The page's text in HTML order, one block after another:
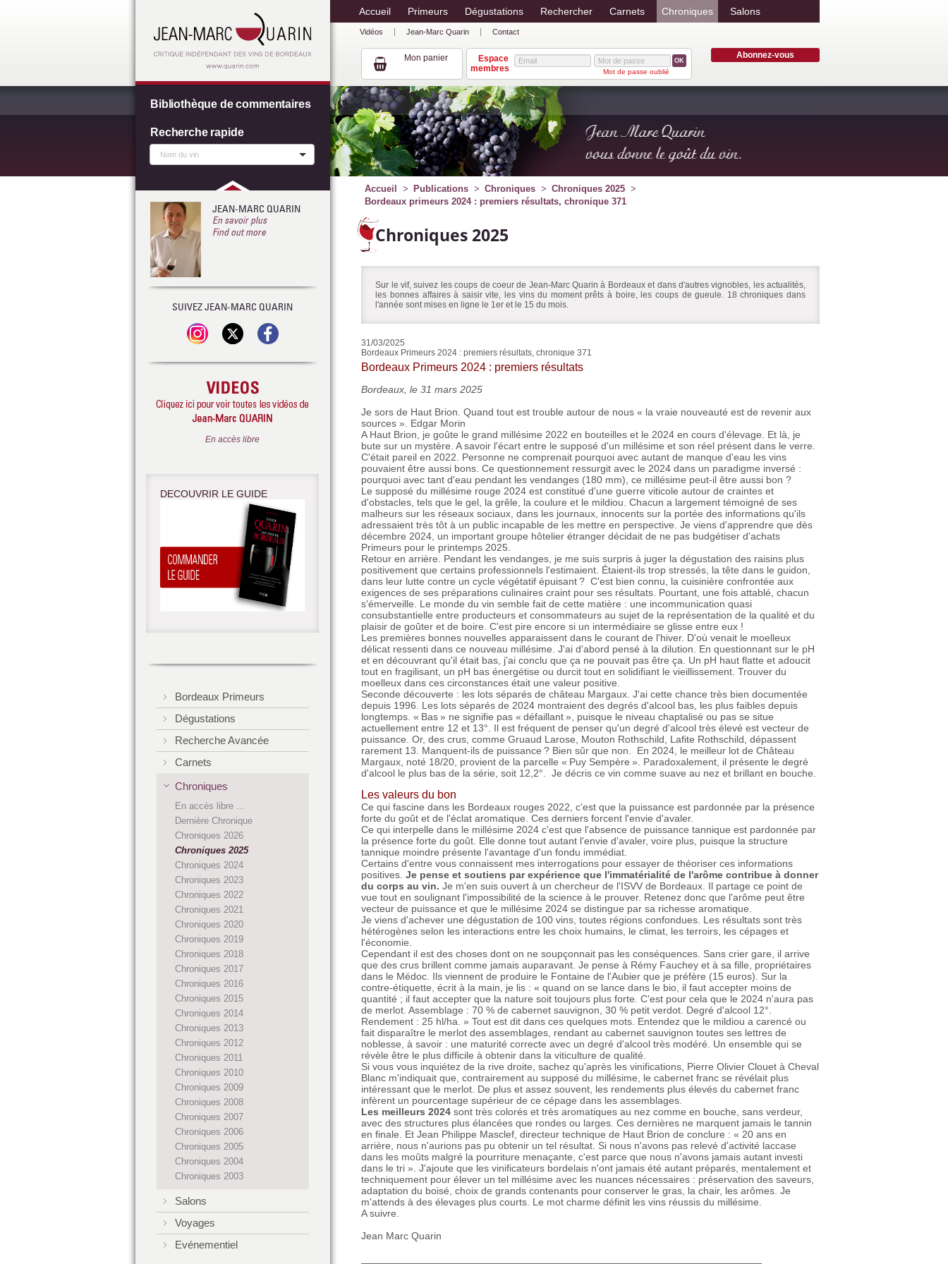
Accueil Primeurs Dégustations Rechercher Carnets Chroniques Salons
Vidéos Jean-Marc Quarin Contact
Mon panier Abonnez-vous
OK
Mot de passe oublié
Espace
membres
Accueil Publications Chroniques
Chroniques 2025
Bordeaux primeurs 2024 : premiers résultats, chronique 371
Chroniques 2025
Sur le vif, suivez les coups de coeur de Jean-Marc Quarin à Bordeaux et dans d'autres vignobles, les actualités,
les bonnes affaires à saisir vite, les vins du moment prêts à boire, les coups de gueule. 18 chroniques dans
l'année sont mises en ligne le 1er et le 15 du mois.
31/03/2025
Bordeaux Primeurs 2024 : premiers résultats, chronique 371
Bordeaux Primeurs 2024 : premiers résultats
Bordeaux, le 31 mars 2025
Je sors de Haut Brion. Quand tout est trouble autour de nous « la vraie nouveauté est de revenir aux
sources ». Edgar Morin
A Haut Brion, je goûte le grand millésime 2022 en bouteilles et le 2024 en cours d'élevage. Et là, je
bute sur un mystère. A savoir l'écart entre le supposé d'un millésime et son réel présent dans le verre.
C'était pareil en 2022. Personne ne comprenait pourquoi avec autant de manque d'eau les vins
pouvaient être aussi bons. Ce questionnement ressurgit avec le 2024 dans un paradigme inversé :
pourquoi avec tant d'eau pendant les vendanges (180 mm), ce millésime peut-il être aussi bon ?
Le supposé du millésime rouge 2024 est constitué d'une guerre viticole autour de craintes et
d'obstacles, tels que le gel, la grêle, la coulure et le mildiou. Chacun a largement témoigné de ses
malheurs sur les réseaux sociaux, dans les journaux, innocents sur la portée des informations qu'ils
adressaient très tôt à un public incapable de les mettre en perspective. Je viens d'apprendre que dès
décembre 2024, un important groupe hôtelier étranger décidait de ne pas budgétiser d'achats
Primeurs pour le printemps 2025.
Retour en arrière. Pendant les vendanges, je me suis surpris à juger la dégustation des raisins plus
positivement que certains professionnels l'estimaient. Étaient-ils trop stressés, la tête dans le guidon,
dans leur lutte contre un cycle végétatif épuisant ? C'est bien connu, la cuisinière confrontée aux
exigences de ses préparations culinaires craint pour ses résultats. Pourtant, une fois attablé, chacun
s'émerveille. Le monde du vin semble fait de cette matière : une incommunication quasi
consubstantielle entre producteurs et consommateurs au sujet de la représentation de la qualité et du
plaisir de goûter et de boire. C'est pire encore si un intermédiaire se glisse entre eux !
Les premières bonnes nouvelles apparaissent dans le courant de l'hiver. D'où venait le moelleux
délicat ressenti dans ce nouveau millésime. J'ai d'abord pensé à la dilution. En questionnant sur le pH
et en découvrant qu'il était bas, j'ai conclu que ça ne pouvait pas être ça. Un pH haut flatte et adoucit
tout en fragilisant, un pH bas énergétise ou durcit tout en solidifiant le vieillissement. Trouver du
moelleux dans ces circonstances était une valeur positive.
Seconde découverte : les lots séparés de château Margaux. J'ai cette chance très bien documentée
depuis 1996. Les lots séparés de 2024 montraient des degrés d'alcool bas, les plus faibles depuis
longtemps. « Bas » ne signifie pas « défaillant », puisque le niveau chaptalisé ou pas se situe
actuellement entre 12 et 13°. Il est fréquent de penser qu'un degré d'alcool très élevé est vecteur de
puissance. Or, des crus, comme Gruaud Larose, Mouton Rothschild, Lafite Rothschild, dépassent
rarement 13. Manquent-ils de puissance ? Bien sûr que non. En 2024, le meilleur lot de Château
Margaux, noté 18/20, provient de la parcelle « Puy Sempère ». Paradoxalement, il présente le degré
d'alcool le plus bas de la série, soit 12,2°. Je décris ce vin comme suave au nez et brillant en bouche.
Les valeurs du bon
Ce qui fascine dans les Bordeaux rouges 2022, c'est que la puissance est pardonnée par la présence
forte du goût et de l'éclat aromatique. Ces derniers forcent l'envie d'avaler.
Ce qui interpelle dans le millésime 2024 c'est que l'absence de puissance tannique est pardonnée par
la présence forte du goût. Elle donne tout autant l'envie d'avaler, voire plus, puisque la structure
tannique moindre présente l'avantage d'un fondu immédiat.
Certains d'entre vous connaissent mes interrogations pour essayer de théoriser ces informations
positives.Je pense et soutiens par expérience que l'immatérialité de l'arôme contribue à donner
du corps au vin. Je m'en suis ouvert à un chercheur de l'ISVV de Bordeaux. Il partage ce point de
vue tout en soulignant l'impossibilité de la science à le prouver. Retenez donc que l'arôme peut être
vecteur de puissance et que le millésime 2024 se distingue par sa richesse aromatique.
Je viens d'achever une dégustation de 100 vins, toutes régions confondues. Les résultats sont très
hétérogènes selon les interactions entre les choix humains, le climat, les terroirs, les cépages et
l'économie.
Cependant il est des choses dont on ne soupçonnait pas les conséquences. Sans crier gare, il arrive
que des crus brillent comme jamais auparavant. Je pense à Rémy Fauchey et à sa fille, propriétaires
dans le Médoc. Ils viennent de produire le Fontaine de l'Aubier que je préfère (15 euros). Sur la
contre-étiquette, écrit à la main, je lis : « quand on se lance dans le bio, il faut accepter moins de
quantité ; il faut accepter que la nature soit toujours plus forte. C'est pour cela que le 2024 n'aura pas
de merlot. Assemblage : 70 % de cabernet sauvignon, 30 % petit verdot. Degré d'alcool 12°.
Rendement : 25 hl/ha. » Tout est dit dans ces quelques mots. Entendez que le mildiou a carencé ou
fait disparaître le merlot des assemblages, rendant au cabernet sauvignon toutes ses lettres de
noblesse, à savoir : une maturité correcte avec un degré d'alcool très modéré. Un ensemble qui se
révèle être le plus difficile à obtenir dans la viticulture de qualité.
Si vous vous inquiétez de la rive droite, sachez qu'après les vinifications, Pierre Olivier Clouet à Cheval
Blanc m'indiquait que, contrairement au supposé du millésime, le cabernet franc se révélait plus
intéressant que le merlot. De plus et assez souvent, les rendements plus élevés du cabernet franc
infèrent un pourcentage supérieur de ce cépage dans les assemblages.
Les meilleurs 2024 sont très colorés et très aromatiques au nez comme en bouche, sans verdeur,
avec des structures plus élancées que rondes ou larges. Ces dernières ne marquent jamais le tannin
en finale. Et Jean Philippe Masclef, directeur technique de Haut Brion de conclure : « 20 ans en
arrière, nous n'aurions pas pu obtenir un tel résultat. Si nous n'avons pas relevé d'activité laccase
dans les moûts malgré la pourriture menaçante, c'est parce que nous n'avons jamais autant investi
dans le tri ». J'ajoute que les vinificateurs bordelais n'ont jamais été autant préparés, mentalement et
techniquement pour élever un tel millésime avec les nuances nécessaires : préservation des saveurs,
adaptation du boisé, choix de grands contenants pour conserver le gras, la chair, les arômes. Je
m'attends à des élevages plus courts. Le mot charme définit les vins réussis du millésime.
A suivre.
Jean Marc Quarin
Bibliothèque de commentaires
Recherche rapide
JEAN-MARC QUARIN
En savoir plus
Find out more
SUIVEZ JEAN-MARC QUARIN
En accès libre
DECOUVRIR LE GUIDE
Bordeaux Primeurs
Dégustations
Recherche Avancée
Carnets
Chroniques
En accès libre ...
Dernière Chronique
Chroniques 2026
Chroniques 2025
Chroniques 2024
Chroniques 2023
Chroniques 2022
Chroniques 2021
Chroniques 2020
Chroniques 2019
Chroniques 2018
Chroniques 2017
Chroniques 2016
Chroniques 2015
Chroniques 2014
Chroniques 2013
Chroniques 2012
Chroniques 2011
Chroniques 2010
Chroniques 2009
Chroniques 2008
Chroniques 2007
Chroniques 2006
Chroniques 2005
Chroniques 2004
Chroniques 2003
Salons
Voyages
Evénementiel